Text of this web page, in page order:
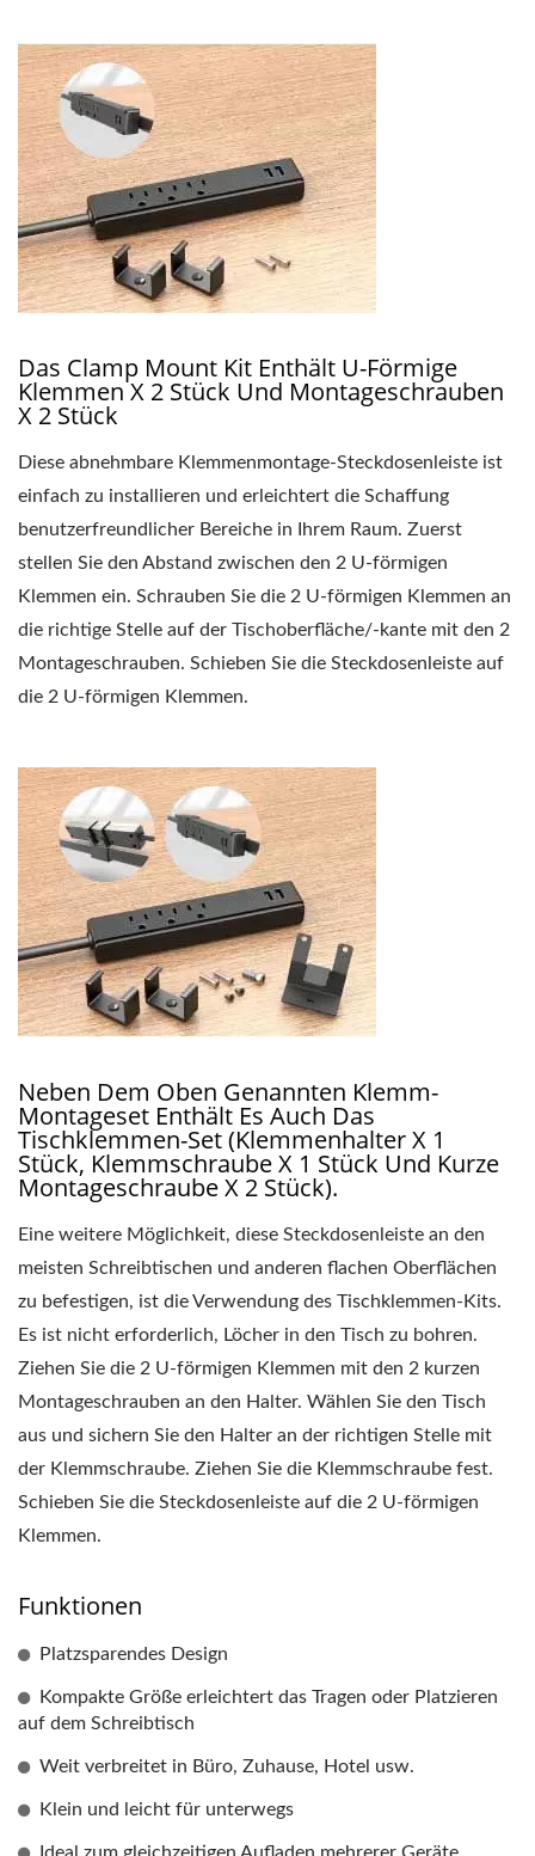
Das Clamp Mount Kit Enthält U-Förmige
Klemmen X 2 Stück Und Montageschrauben
X 2 Stück
Diese abnehmbare Klemmenmontage-Steckdosenleiste ist
einfach zu installieren und erleichtert die Schaffung
benutzerfreundlicher Bereiche in Ihrem Raum. Zuerst
stellen Sie den Abstand zwischen den 2 U-förmigen
Klemmen ein. Schrauben Sie die 2 U-förmigen Klemmen an
die richtige Stelle auf der Tischoberfläche/-kante mit den 2
Montageschrauben. Schieben Sie die Steckdosenleiste auf
die 2 U-förmigen Klemmen.
Neben Dem Oben Genannten Klemm-
Montageset Enthält Es Auch Das
Tischklemmen-Set (Klemmenhalter X 1
Stück, Klemmschraube X 1 Stück Und Kurze
Montageschraube X 2 Stück).
Eine weitere Möglichkeit, diese Steckdosenleiste an den
meisten Schreibtischen und anderen flachen Oberflächen
zu befestigen, ist die Verwendung des Tischklemmen-Kits.
Es ist nicht erforderlich, Löcher in den Tisch zu bohren.
Ziehen Sie die 2 U-förmigen Klemmen mit den 2 kurzen
Montageschrauben an den Halter. Wählen Sie den Tisch
aus und sichern Sie den Halter an der richtigen Stelle mit
der Klemmschraube. Ziehen Sie die Klemmschraube fest.
Schieben Sie die Steckdosenleiste auf die 2 U-förmigen
Klemmen.
Funktionen
Platzsparendes Design
Kompakte Größe erleichtert das Tragen oder Platzieren
auf dem Schreibtisch
Weit verbreitet in Büro, Zuhause, Hotel usw.
Klein und leicht für unterwegs